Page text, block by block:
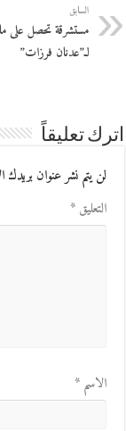
السابق
مستشرقة تحصل على
لـ”عدنان فرزات”
اترك تعليقاً
لن يتم نشر عنوان بريدك
التعليق*
الاسم*